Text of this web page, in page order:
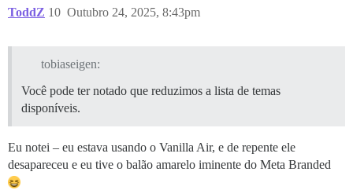
ToddZ Outubro 24, 2025, 8:43pm
10
tobiaseigen:
Você pode ter notado que reduzimos a lista de temas
disponíveis.
Eu notei – eu estava usando o Vanilla Air, e de repente ele
desapareceu e eu tive o balão amarelo iminente do Meta Branded